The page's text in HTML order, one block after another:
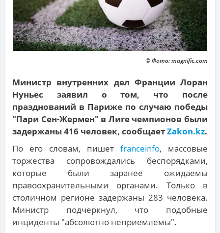
© Фото: magnific.com
Министр внутренних дел Франции Лоран
Нуньес заявил о том, что после
празднований в Париже по случаю победы
"Пари Сен-Жермен" в Лиге чемпионов были
задержаны 416 человек, сообщаетZakon.kz.
По его словам, пишет franceinfo, массовые
торжества сопровождались беспорядками,
которые были заранее ожидаемы
правоохранительными органами. Только в
столичном регионе задержаны 283 человека.
Министр подчеркнул, что подобные
инциденты "абсолютно неприемлемы".